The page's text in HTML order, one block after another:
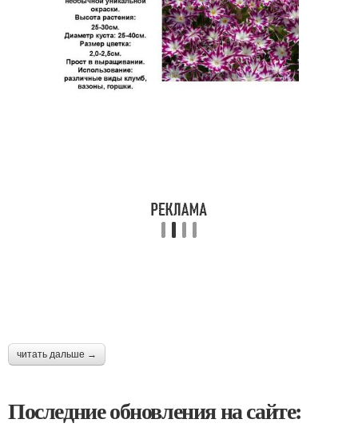
читать дальше →
Последние обновления на сайте: